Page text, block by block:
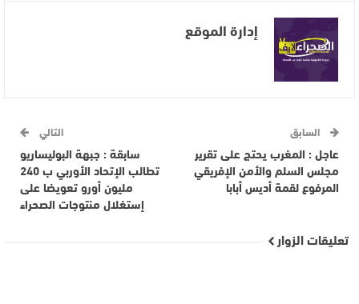
إدارة الموقع
السابق
عاجل : المغرب يحتج على تقرير
مجلس السلم والأمن الإفريقي
المرفوع لقمة أديس أبابا
التالي
سابقة : جبهة البوليساريو
تطالب الإتحاد الأوربي ب 240
مليون أورو تعويضا على
إستغلال منتوجات الصحراء
تعليقات الزوار